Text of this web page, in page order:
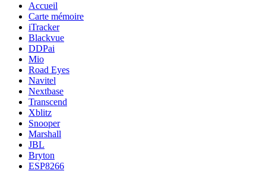
Accueil
Carte mémoire
iTracker
Blackvue
DDPai
Mio
Road Eyes
Navitel
Nextbase
Transcend
Xblitz
Snooper
Marshall
JBL
Bryton
ESP8266